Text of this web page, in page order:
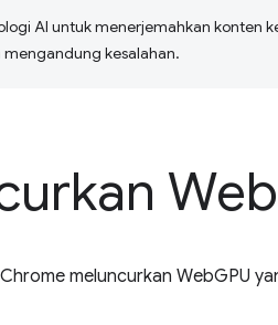
AI untuk menerjemahkan konten
kesalahan.
Web
meluncurkan WebGPU